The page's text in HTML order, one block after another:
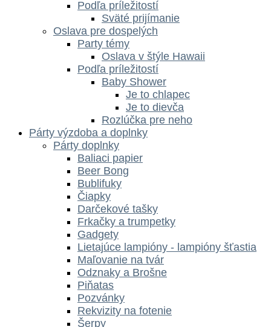
Podľa príležitostí
Sväté prijímanie
Oslava pre dospelých
Party témy
Oslava v štýle Hawaii
Podľa príležitostí
Baby Shower
Je to chlapec
Je to dievča
Rozlúčka pre neho
Párty výzdoba a doplnky
Párty doplnky
Baliaci papier
Beer Bong
Bublifuky
Čiapky
Darčekové tašky
Frkačky a trumpetky
Gadgety
Lietajúce lampióny - lampióny šťastia
Maľovanie na tvár
Odznaky a Brošne
Piňatas
Pozvánky
Rekvizity na fotenie
Šerpy